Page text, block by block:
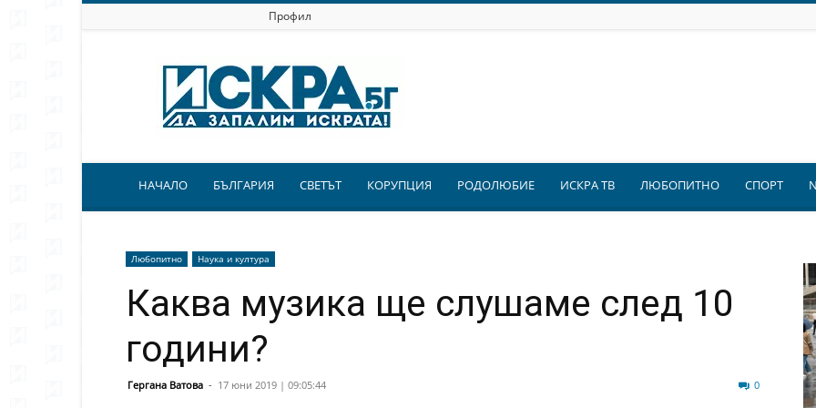
Профил
Искра.бг
НАЧАЛО БЪЛГАРИЯ СВЕТЪТ КОРУПЦИЯ РОДОЛЮБИЕ ИСКРА ТВ ЛЮБОПИТНО СПОРТ
Любопитно Наука и култура
Каква музика ще слушаме след 10
години?
Гергана Ватова - 17 юни 2019 | 09:05:44 0